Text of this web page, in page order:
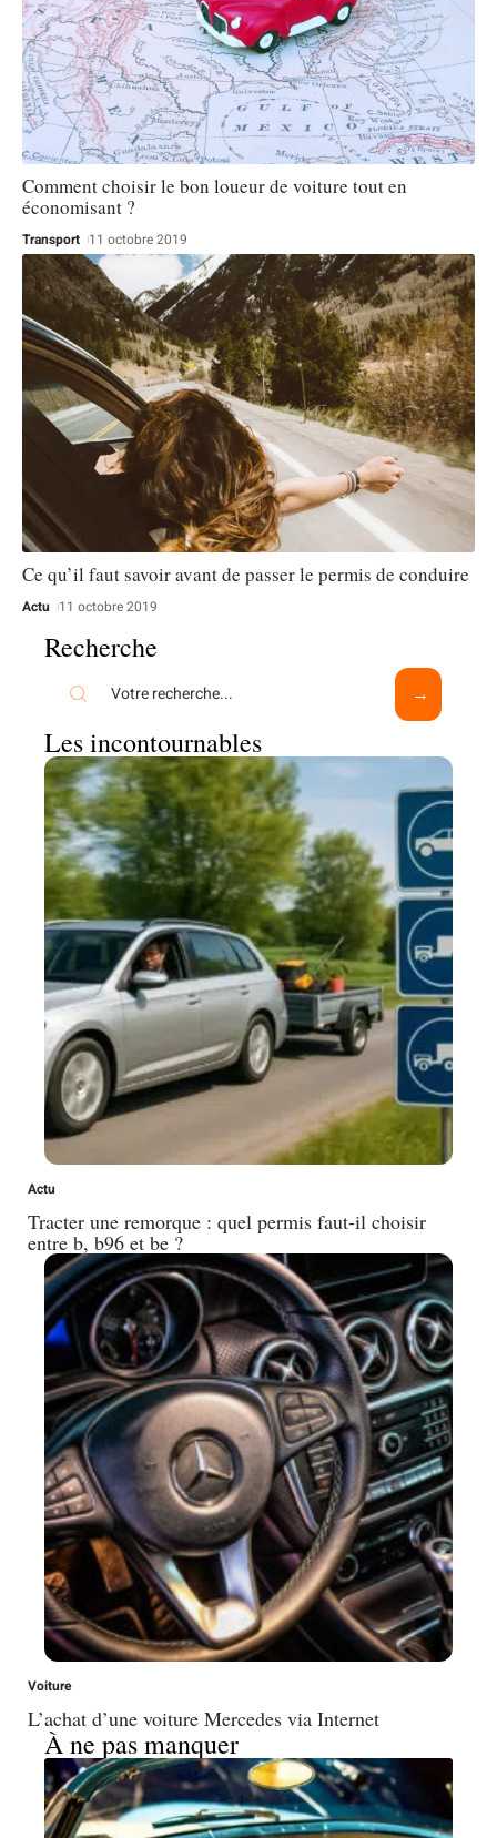
Comment choisir le bon loueur de voiture tout en
économisant ?
Transport 11 octobre 2019
Ce qu’il faut savoir avant de passer le permis de conduire
Actu 11 octobre 2019
Recherche
Les incontournables
Actu
Tracter une remorque : quel permis faut-il choisir
entre b, b96 et be ?
Voiture
L’achat d’une voiture Mercedes via Internet
À ne pas manquer